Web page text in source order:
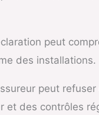
peut
des installations.
peut refuser
et des contrôles